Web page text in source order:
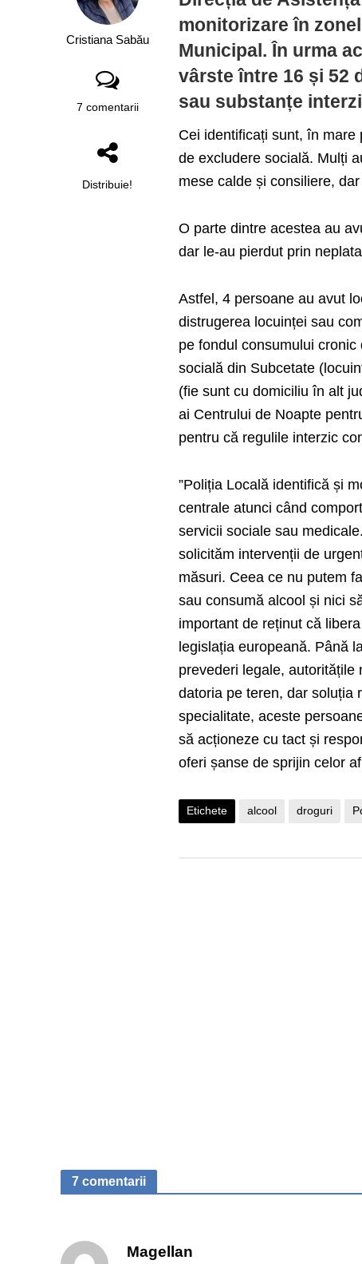
Cristiana Sabău
7 comentarii
Distribuie!
monitorizare în
Municipal. În urma
vârste între 16 și 52
sau substanțe
Cei identificați sunt, în
de excludere socială. Mulți
mese calde și consiliere,
O parte dintre acestea au
dar le-au pierdut prin
Astfel, 4 persoane au avut
distrugerea locuinței sau
pe fondul consumului
socială din Subcetate
(fie sunt cu domiciliu în alt
ai Centrului de Noapte
pentru că regulile interzic
”Poliția Locală identifică și
centrale atunci când
servicii sociale sau
solicităm intervenții de
măsuri. Ceea ce nu putem
sau consumă alcool și nici
important de reținut că
legislația europeană. Până
prevederi legale,
datoria pe teren, dar soluția
specialitate, aceste
să acționeze cu tact și
oferi șanse de sprijin celor
Etichete alcool droguri
7 comentarii
Magellan